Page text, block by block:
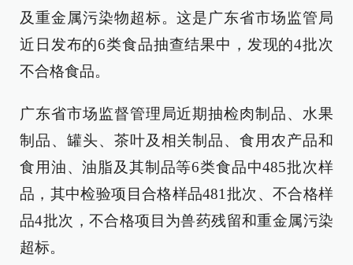
及重金属污染物超标。这是广东省市场监管局
近日发布的6类食品抽查结果中，发现的4批次
不合格食品。
广东省市场监督管理局近期抽检肉制品、水果
制品、罐头、茶叶及相关制品、食用农产品和
食用油、油脂及其制品等6类食品中485批次样
品，其中检验项目合格样品481批次、不合格样
品4批次，不合格项目为兽药残留和重金属污染
超标。